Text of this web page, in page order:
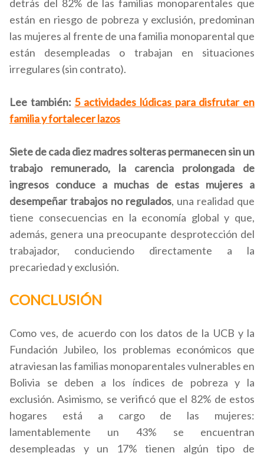
detrás del 82% de las familias monoparentales que
están en riesgo de pobreza y exclusión, predominan
las mujeres al frente de una familia monoparental que
están desempleadas o trabajan en situaciones
irregulares (sin contrato).
Lee también: 5 actividades lúdicas para disfrutar en
familia y fortalecer lazos
Siete de cada diez madres solteras permanecen sin un
trabajo remunerado, la carencia prolongada de
ingresos conduce a muchas de estas mujeres a
desempeñar trabajos no regulados, una realidad que
tiene consecuencias en la economía global y que,
además, genera una preocupante desprotección del
trabajador, conduciendo directamente a la
precariedad y exclusión.
CONCLUSIÓN
Como ves, de acuerdo con los datos de la UCB y la
Fundación Jubileo, los problemas económicos que
atraviesan las familias monoparentales vulnerables en
Bolivia se deben a los índices de pobreza y la
exclusión. Asimismo, se verificó que el 82% de estos
hogares está a cargo de las mujeres:
lamentablemente un 43% se encuentran
desempleadas y un 17% tienen algún tipo de